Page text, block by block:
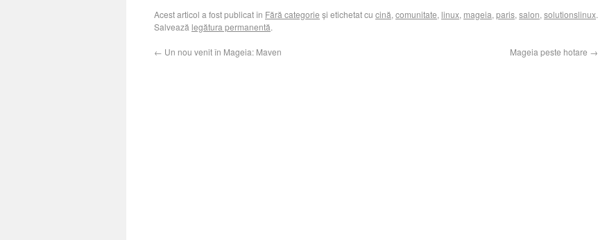
Acest articol a fost publicat în Fără categorie și etichetat cu cină, comunitate, linux, mageia, paris, salon, solutionslinux.
Salvează legătura permanentă.
← Un nou venit în Mageia: Maven Mageia peste hotare →